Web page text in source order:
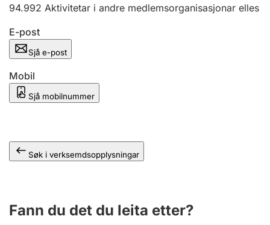
94.992 Aktivitetar i andre medlemsorganisasjonar elles
E-post
Sjå e-post
Mobil
Sjå mobilnummer
Søk i verksemdsopplysningar
Fann du det du leita etter?